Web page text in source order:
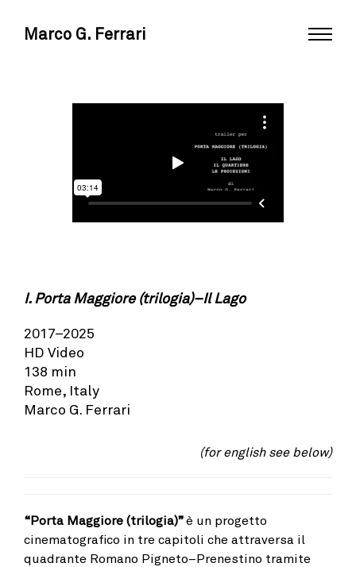
Marco G. Ferrari
I. Porta Maggiore (trilogia)–Il Lago
2017–2025
HD Video
138 min
Rome, Italy
Marco G. Ferrari
(for english see below)
“Porta Maggiore (trilogia)”è un progetto
cinematografico in tre capitoli che attraversa il
quadrante Romano Pigneto–Prenestino tramite